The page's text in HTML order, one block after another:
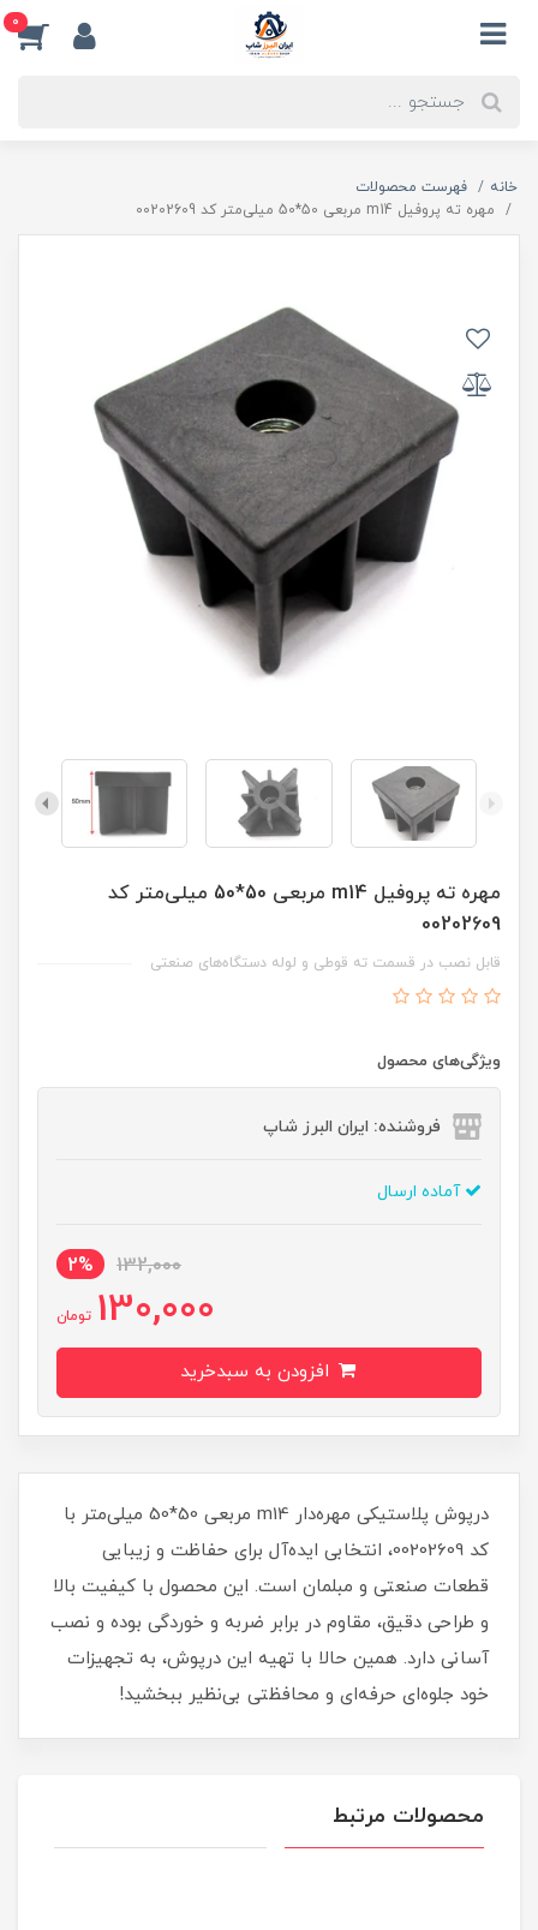
0
خانه
فهرست محصولات
مهره ته پروفیل m14 مربعی 50*50 میلی‌متر کد 00202609
مهره ته پروفیل m14 مربعی 50*50 میلی‌متر کد
00202609
قابل نصب در قسمت ته قوطی و لوله دستگاه‌های صنعتی
ویژگی‌های محصول
فروشنده: ایران البرز شاپ
آماده ارسال
132,000
2%
130,000 تومان
درپوش پلاستیکی مهره‌دار m14 مربعی 50*50 میلی‌متر با
کد 00202609، انتخابی ایده‌آل برای حفاظت و زیبایی
قطعات صنعتی و مبلمان است. این محصول با کیفیت بالا
و طراحی دقیق، مقاوم در برابر ضربه و خوردگی بوده و نصب
آسانی دارد. همین حالا با تهیه این درپوش، به تجهیزات
خود جلوه‌ای حرفه‌ای و محافظتی بی‌نظیر ببخشید!
محصولات مرتبط